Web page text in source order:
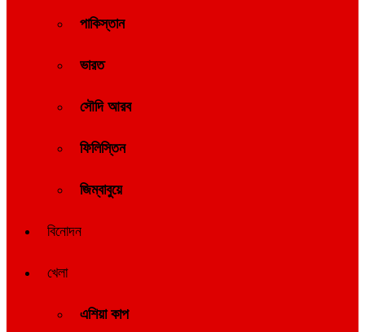
পাকিস্তান
ভারত
সৌদি আরব
ফিলিস্তিন
জিম্বাবুয়ে
বিনোদন
খেলা
এশিয়া কাপ